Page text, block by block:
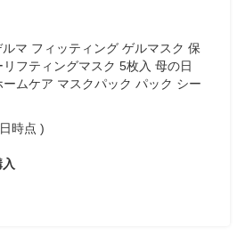
ルマ フィッティング ゲルマスク 保
フティングマスク 5枚入 母の日
ムケア マスクパック パック シー
時点 )